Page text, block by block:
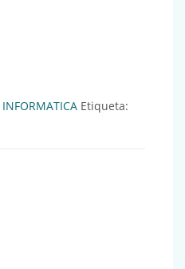
INFORMATICA Etiqueta: